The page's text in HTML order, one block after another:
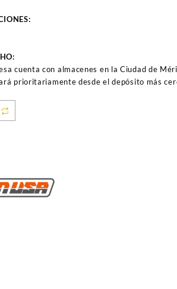
cuenta con almacenes en la Ciudad de
prioritariamente desde el depósito más